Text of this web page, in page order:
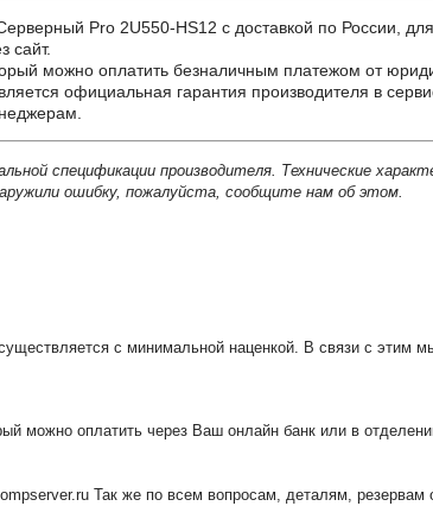
Pro 2U550-HS12 с доставкой по России, для
сайт.
можно оплатить безналичным платежом от
официальная гарантия производителя в
спецификации производителя. Технические
ошибку, пожалуйста, сообщите нам об этом.
с минимальной наценкой. В связи с
можно оплатить через Ваш онлайн банк или в
Так же по всем вопросам, деталям,